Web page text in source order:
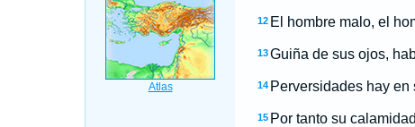
12 El hombre malo, el
13 Guiña de sus ojos,
14 Perversidades hay
15 Por tanto su